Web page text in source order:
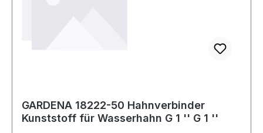
GARDENA 18222-50 Hahnverbinder
Kunststoff für Wasserhahn G 1 '' G 1 ''